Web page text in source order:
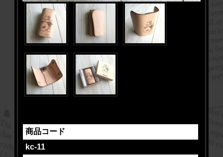
商品コード
kc-11